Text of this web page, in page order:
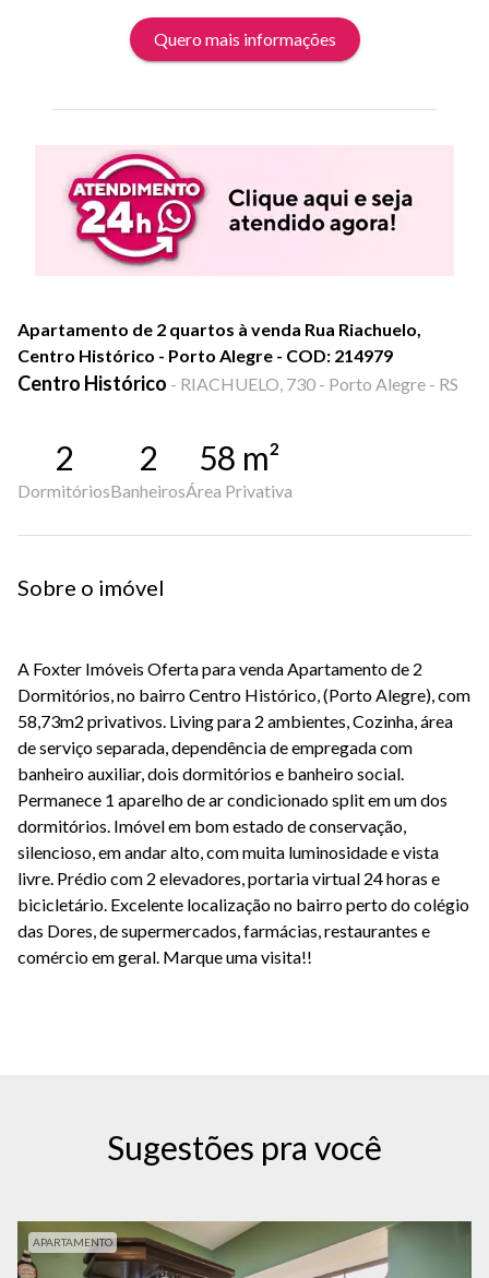
Quero mais informações
Apartamento de 2 quartos à venda Rua Riachuelo,
Centro Histórico - Porto Alegre - COD: 214979
Centro Histórico - RIACHUELO, 730 - Porto Alegre - RS
2
Dormitórios
2
Banheiros
58 m²
Área Privativa
Sobre o imóvel
A Foxter Imóveis Oferta para venda Apartamento de 2
Dormitórios, no bairro Centro Histórico, (Porto Alegre), com
58,73m2 privativos. Living para 2 ambientes, Cozinha, área
de serviço separada, dependência de empregada com
banheiro auxiliar, dois dormitórios e banheiro social.
Permanece 1 aparelho de ar condicionado split em um dos
dormitórios. Imóvel em bom estado de conservação,
silencioso, em andar alto, com muita luminosidade e vista
livre. Prédio com 2 elevadores, portaria virtual 24 horas e
bicicletário. Excelente localização no bairro perto do colégio
das Dores, de supermercados, farmácias, restaurantes e
comércio em geral. Marque uma visita!!
Sugestões pra você
APARTAMENTO